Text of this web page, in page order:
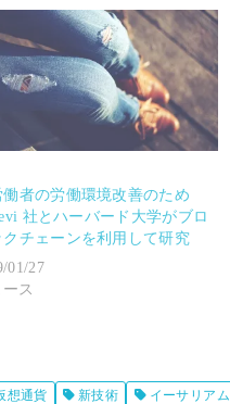
働者の労働環境改善のため
社とハーバード大学がブロ
クチェーンを利用して研究
01/27
ス
想通貨 新技術 イーサリアム